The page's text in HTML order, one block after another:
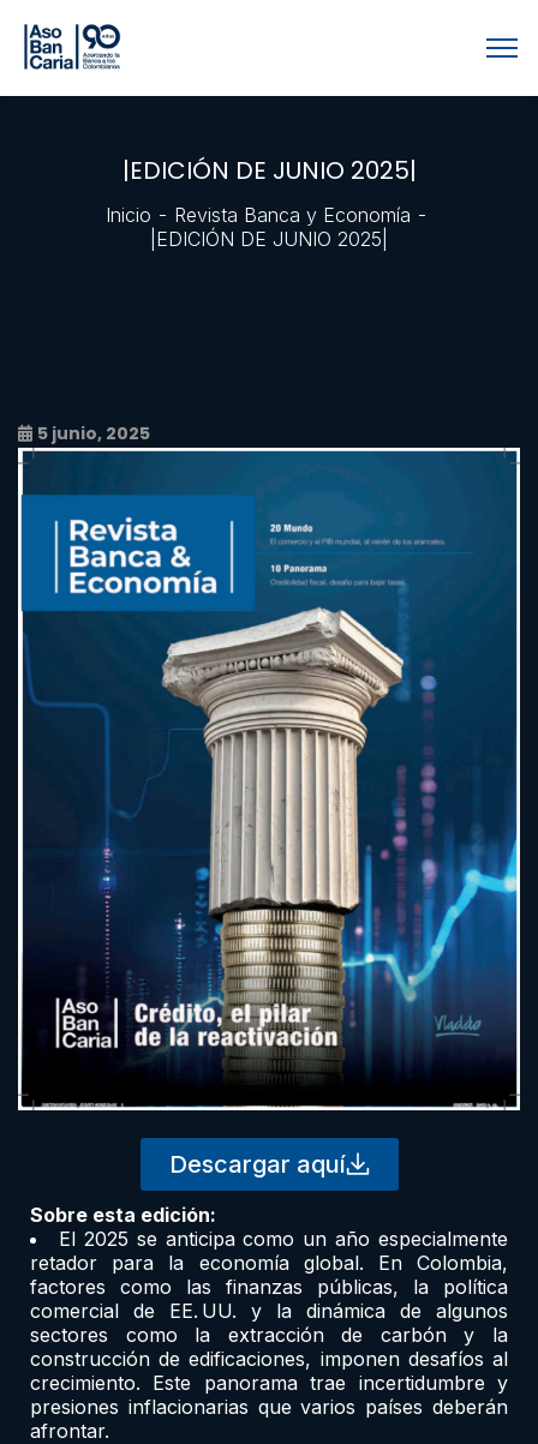
|EDICIÓN DE JUNIO 2025|
Inicio
Revista Banca y Economía
|EDICIÓN DE JUNIO 2025|
5 junio, 2025
Descargar aquí
Sobre esta edición:
El 2025 se anticipa como un año especialmente
retador para la economía global. En Colombia,
factores como las finanzas públicas, la política
comercial de EE. UU. y la dinámica de algunos
sectores como la extracción de carbón y la
construcción de edificaciones, imponen desafíos al
crecimiento. Este panorama trae incertidumbre y
presiones inflacionarias que varios países deberán
afrontar.